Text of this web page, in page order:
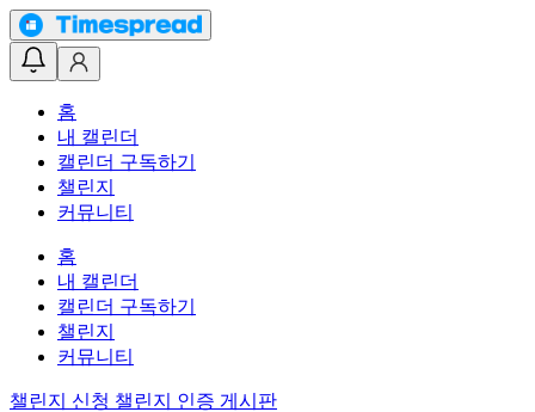
홈
내 캘린더
캘린더 구독하기
챌린지
커뮤니티
홈
내 캘린더
캘린더 구독하기
챌린지
커뮤니티
챌린지 신청 챌린지 인증 게시판